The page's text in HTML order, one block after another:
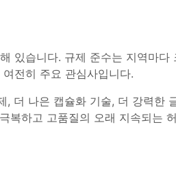
있습니다. 규제 준수는 지역마다
전히 주요 관심사입니다.
더 나은 캡슐화 기술, 더 강력한
하고 고품질의 오래 지속되는